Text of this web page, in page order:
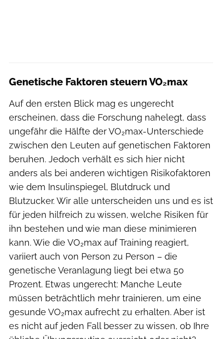
Genetische Faktoren steuern VO₂max
Auf den ersten Blick mag es ungerecht
erscheinen, dass die Forschung nahelegt, dass
ungefähr die Hälfte der VO₂max-Unterschiede
zwischen den Leuten auf genetischen Faktoren
beruhen. Jedoch verhält es sich hier nicht
anders als bei anderen wichtigen Risikofaktoren
wie dem Insulinspiegel, Blutdruck und
Blutzucker. Wir alle unterscheiden uns und es ist
für jeden hilfreich zu wissen, welche Risiken für
ihn bestehen und wie man diese minimieren
kann. Wie die VO₂max auf Training reagiert,
variiert auch von Person zu Person – die
genetische Veranlagung liegt bei etwa 50
Prozent. Etwas ungerecht: Manche Leute
müssen beträchtlich mehr trainieren, um eine
gesunde VO₂max aufrecht zu erhalten. Aber ist
es nicht auf jeden Fall besser zu wissen, ob Ihre